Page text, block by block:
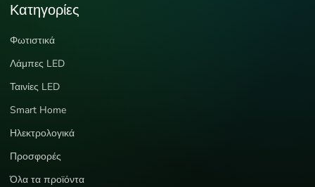
Κατηγορίες
Φωτιστικά
Λάμπες LED
Ταινίες LED
Smart Home
Ηλεκτρολογικά
Προσφορές
Όλα τα προϊόντα